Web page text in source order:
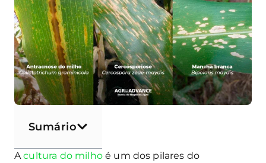
Sumário
Acultura do milhoé um dos pilares do